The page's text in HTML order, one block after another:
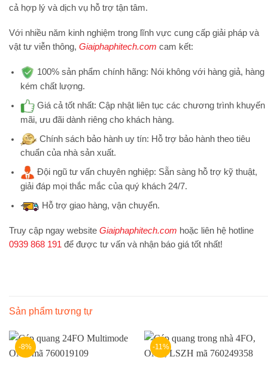
cả hợp lý và dịch vụ hỗ trợ tận tâm.
Với nhiều năm kinh nghiệm trong lĩnh vực cung cấp giải pháp và
vật tư viễn thông, Giaiphaphitech.com cam kết:
100% sản phẩm chính hãng: Nói không với hàng giả, hàng
kém chất lượng.
Giá cả tốt nhất: Cập nhật liên tục các chương trình khuyến
mãi, ưu đãi dành riêng cho khách hàng.
Chính sách bảo hành uy tín: Hỗ trợ bảo hành theo tiêu
chuẩn của nhà sản xuất.
Đội ngũ tư vấn chuyên nghiệp: Sẵn sàng hỗ trợ kỹ thuật,
giải đáp mọi thắc mắc của quý khách 24/7.
Hỗ trợgiao hàng, vận chuyển.
Truy cập ngay website Giaiphaphitech.com hoặc liên hệ hotline
0939 868 191 để được tư vấn và nhận báo giá tốt nhất!
Sản phẩm tương tự
-8% -11%